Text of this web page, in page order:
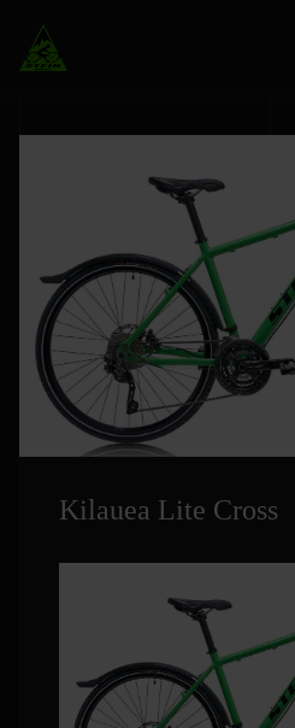
Kilauea Lite Cross